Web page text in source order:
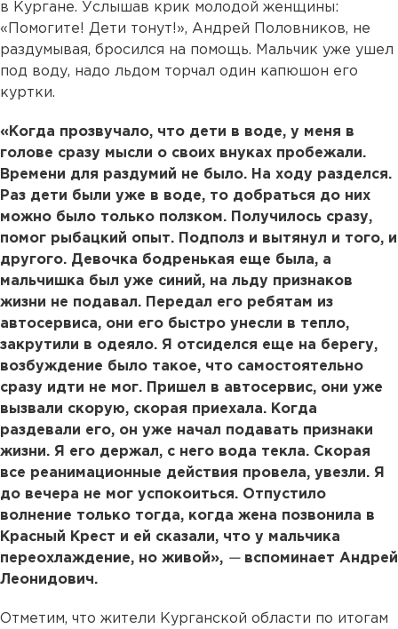
в Кургане. Услышав крик молодой женщины:
«Помогите! Дети тонут!», Андрей Половников, не
раздумывая, бросился на помощь. Мальчик уже ушел
под воду, надо льдом торчал один капюшон его
куртки.
«Когда прозвучало, что дети в воде, у меня в
голове сразу мысли о своих внуках пробежали.
Времени для раздумий не было. На ходу разделся.
Раз дети были уже в воде, то добраться до них
можно было только ползком. Получилось сразу,
помог рыбацкий опыт. Подполз и вытянул и того, и
другого. Девочка бодренькая еще была, а
мальчишка был уже синий, на льду признаков
жизни не подавал. Передал его ребятам из
автосервиса, они его быстро унесли в тепло,
закрутили в одеяло. Я отсиделся еще на берегу,
возбуждение было такое, что самостоятельно
сразу идти не мог. Пришел в автосервис, они уже
вызвали скорую, скорая приехала. Когда
раздевали его, он уже начал подавать признаки
жизни. Я его держал, с него вода текла. Скорая
все реанимационные действия провела, увезли. Я
до вечера не мог успокоиться. Отпустило
волнение только тогда, когда жена позвонила в
Красный Крест и ей сказали, что у мальчика
переохлаждение, но живой», —вспоминает Андрей
Леонидович.
Отметим, что жители Курганской области по итогам